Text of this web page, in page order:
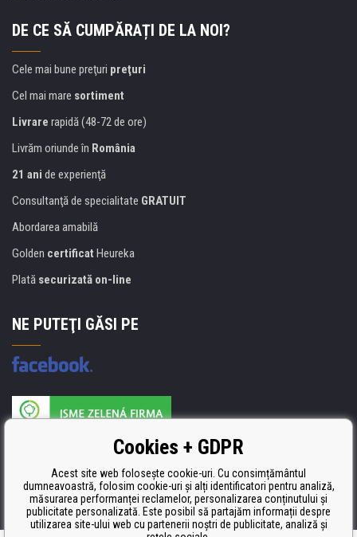
DE CE SĂ CUMPĂRAȚI DE LA NOI?
Cele mai bune preţuri preţuri
Cel mai mare sortiment
Livrare rapidă (48-72 de ore)
Livrăm oriunde în România
21 ani de experienţă
Consultanţă de specialitate GRATUIT
Abordarea amabilă
Golden certificat Heureka
Plată securizată on-line
NE PUTEŢI GĂSI PE
Producătorul umpluturii de rezervă este certificat
ISO 9001, ISO 14001 şi STMC.Cookies + GDPR
Acest site web folosește cookie-uri. Cu consimțământul
dumneavoastră, folosim cookie-uri și alți identificatori pentru analiză,
măsurarea performanței reclamelor, personalizarea conținutului și
publicitate personalizată. Este posibil să partajăm informații despre
utilizarea site-ului web cu partenerii noștri de publicitate, analiză și